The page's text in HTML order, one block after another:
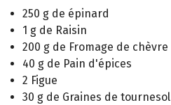
250 g de épinard
1 g de Raisin
200 g de Fromage de chèvre
40 g de Pain d'épices
2 Figue
30 g de Graines de tournesol